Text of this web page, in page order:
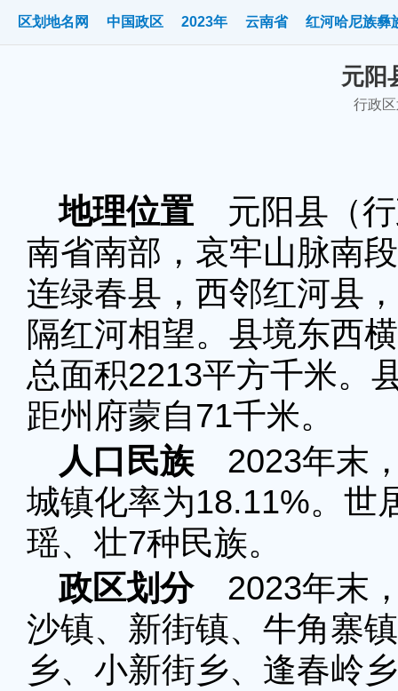
区划地名网 中国政区 2023年 云南省 红河哈尼族彝
元阳
行政
地理位置 元阳县（行
南省南部，哀牢山脉南
连绿春县，西邻红河县
隔红河相望。县境东西
总面积2213平方千米。
距州府蒙自71千米。
人口民族 2023年末
城镇化率为18.11%。世
瑶、壮7种民族。
政区划分2023年末，
沙镇、新街镇、牛角寨
乡、小新街乡、逢春岭